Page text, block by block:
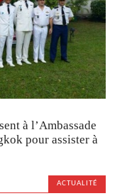
à l’Ambassade
pour assister à
ACTUALITÉ